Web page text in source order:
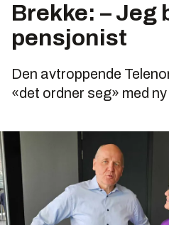
Brekke: – Jeg
pensjonist
Den avtroppende
«det ordner seg» med